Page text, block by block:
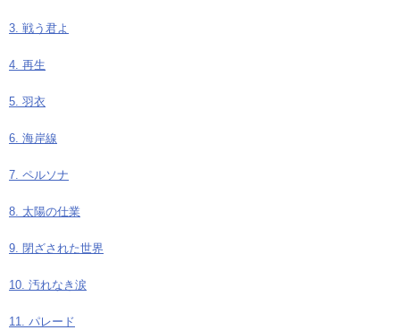
3. 戦う君よ
4. 再生
5. 羽衣
6. 海岸線
7. ペルソナ
8. 太陽の仕業
9. 閉ざされた世界
10. 汚れなき涙
11. パレード